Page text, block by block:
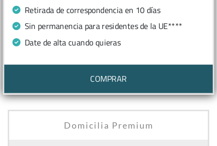
Retirada de correspondencia en 10 días
Sin permanencia para residentes de la UE****
Date de alta cuando quieras
COMPRAR
Domicilia Premium